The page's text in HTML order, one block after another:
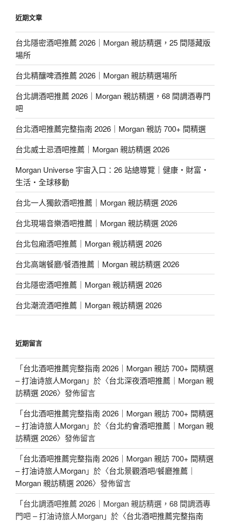
近期文章
台北隱密酒吧推薦 2026｜Morgan 親訪精選，25 間隱藏版
場所
台北精釀啤酒推薦 2026｜Morgan 親訪精選場所
台北調酒吧推薦 2026｜Morgan 親訪精選，68 間調酒專門
吧
台北酒吧推薦完整指南 2026｜Morgan 親訪 700+ 間精選
台北威士忌酒吧推薦｜Morgan 親訪精選 2026
Morgan Universe 宇宙入口：26 站總導覽｜健康・財富・
生活・全球移動
台北一人獨飲酒吧推薦｜Morgan 親訪精選 2026
台北現場音樂酒吧推薦｜Morgan 親訪精選 2026
台北包廂酒吧推薦｜Morgan 親訪精選 2026
台北高端餐廳/餐酒推薦｜Morgan 親訪精選 2026
台北隱密酒吧推薦｜Morgan 親訪精選 2026
台北潮流酒吧推薦｜Morgan 親訪精選 2026
近期留言
「台北酒吧推薦完整指南 2026｜Morgan 親訪 700+ 間精選
– 打油诗旅人Morgan」於〈台北深夜酒吧推薦｜Morgan 親
訪精選 2026〉發佈留言
「台北酒吧推薦完整指南 2026｜Morgan 親訪 700+ 間精選
– 打油诗旅人Morgan」於〈台北約會酒吧推薦｜Morgan 親
訪精選 2026〉發佈留言
「台北酒吧推薦完整指南 2026｜Morgan 親訪 700+ 間精選
– 打油诗旅人Morgan」於〈台北景觀酒吧/餐廳推薦｜
Morgan 親訪精選 2026〉發佈留言
「台北調酒吧推薦 2026｜Morgan 親訪精選，68 間調酒專
門吧 – 打油诗旅人Morgan」於〈台北酒吧推薦完整指南